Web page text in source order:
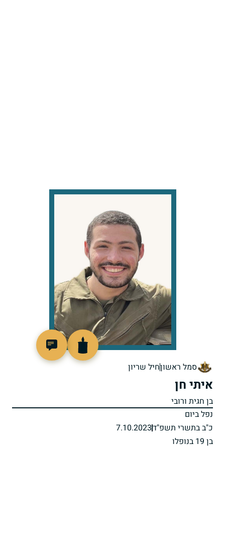
סמל ראשוןחיל שריון
איתי חן
בן חגית ורובי
נפל ביום
כ"ב בתשרי תשפ"ד7.10.2023
בן 19 בנופלו